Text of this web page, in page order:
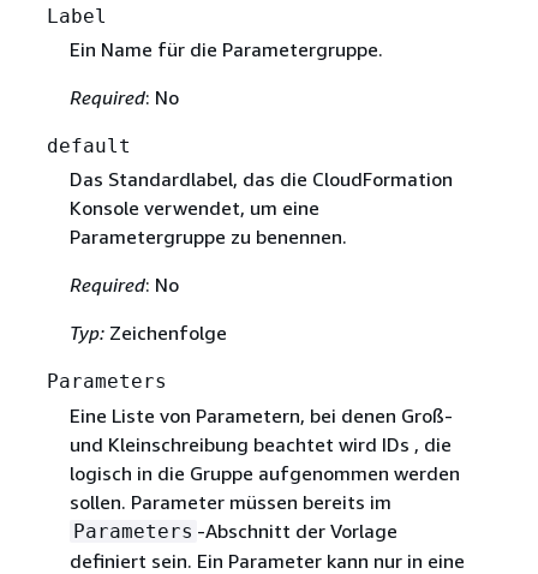
Label
Ein Name für die Parametergruppe.
Required: No
default
Das Standardlabel, das die CloudFormation
Konsole verwendet, um eine
Parametergruppe zu benennen.
Required: No
Typ:Zeichenfolge
Parameters
Eine Liste von Parametern, bei denen Groß-
und Kleinschreibung beachtet wird IDs , die
logisch in die Gruppe aufgenommen werden
sollen. Parameter müssen bereits im
Parameters -Abschnitt der Vorlage
definiert sein. Ein Parameter kann nur in eine